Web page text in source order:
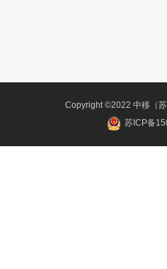
Copyright ©2022 中移（
苏ICP备